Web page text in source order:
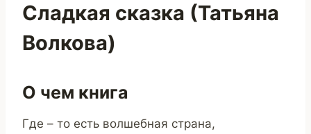
Сладкая сказка (Татьяна
Волкова)
О чем книга
Где – то есть волшебная страна,